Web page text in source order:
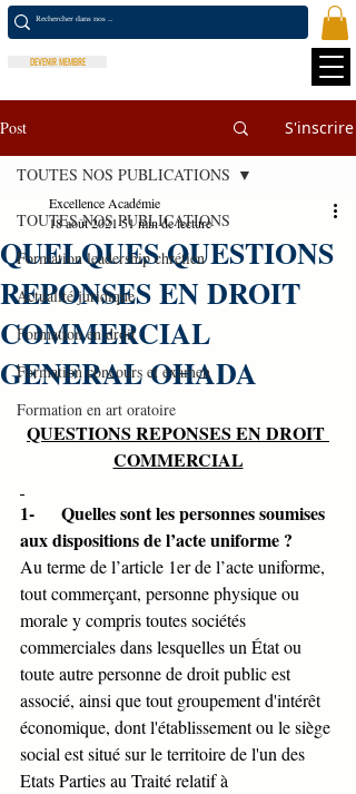
DEVENIR MEMBRE
Post S'inscrire
TOUTES NOS PUBLICATIONS
Formation leadership chrétien
Actualité juridique
Formation en droit
Formation concours et examen
Formation en art oratoire
TOUTES NOS PUBLICATIONS
QUELQUES QUESTIONS
REPONSES EN DROIT
COMMERCIAL
GENERAL OHADA
Excellence Académie
18 août 2021 51 min de lecture
QUESTIONS REPONSES EN DROIT
COMMERCIAL
1-      Quelles sont les personnes soumises
aux dispositions de l’acte uniforme ?
Au terme de l’article 1er de l’acte uniforme,
tout commerçant, personne physique ou
morale y compris toutes sociétés
commerciales dans lesquelles un État ou
toute autre personne de droit public est
associé, ainsi que tout groupement d'intérêt
économique, dont l'établissement ou le siège
social est situé sur le territoire de l'un des
Etats Parties au Traité relatif à